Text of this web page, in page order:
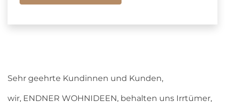
Sehr geehrte Kundinnen und Kunden,
wir, ENDNER WOHNIDEEN, behalten uns Irrtümer,